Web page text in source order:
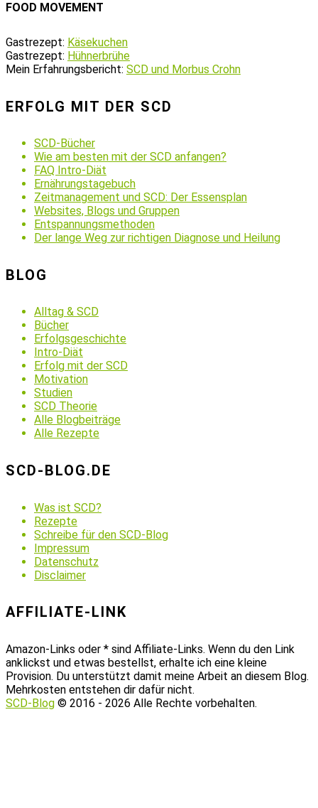
FOOD MOVEMENT
Gastrezept: Käsekuchen
Gastrezept: Hühnerbrühe
Mein Erfahrungsbericht: SCD und Morbus Crohn
ERFOLG MIT DER SCD
SCD-Bücher
Wie am besten mit der SCD anfangen?
FAQ Intro-Diät
Ernährungstagebuch
Zeitmanagement und SCD: Der Essensplan
Websites, Blogs und Gruppen
Entspannungsmethoden
Der lange Weg zur richtigen Diagnose und Heilung
BLOG
Alltag & SCD
Bücher
Erfolgsgeschichte
Intro-Diät
Erfolg mit der SCD
Motivation
Studien
SCD Theorie
Alle Blogbeiträge
Alle Rezepte
SCD-BLOG.DE
Was ist SCD?
Rezepte
Schreibe für den SCD-Blog
Impressum
Datenschutz
Disclaimer
AFFILIATE-LINK
Amazon-Links oder * sind Affiliate-Links. Wenn du den Link
anklickst und etwas bestellst, erhalte ich eine kleine
Provision. Du unterstützt damit meine Arbeit an diesem Blog.
Mehrkosten entstehen dir dafür nicht.
SCD-Blog © 2016 - 2026 Alle Rechte vorbehalten.